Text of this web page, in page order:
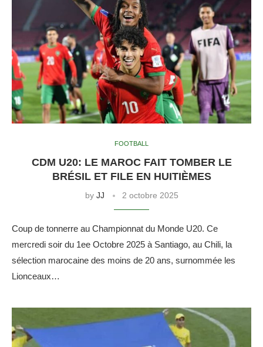
FOOTBALL
CDM U20: LE MAROC FAIT TOMBER LE
BRÉSIL ET FILE EN HUITIÈMES
by JJ 2 octobre 2025
Coup de tonnerre au Championnat du Monde U20. Ce
mercredi soir du 1ee Octobre 2025 à Santiago, au Chili, la
sélection marocaine des moins de 20 ans, surnommée les
Lionceaux…